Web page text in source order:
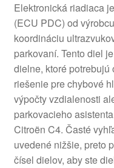
Elektronická riadiaca
(ECU PDC) od
koordináciu
parkovaní. Tento diel
dielne, ktoré
riešenie pre chybové
výpočty vzdialenosti
parkovacieho
Citroën C4. Časté
uvedené nižšie, preto
čísel dielov, aby ste